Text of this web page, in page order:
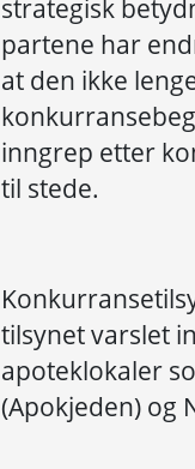
strategisk
partene har
at den ikke
inngrep etter
til stede.
tilsynet varslet
apoteklokaler
(Apokjeden) og